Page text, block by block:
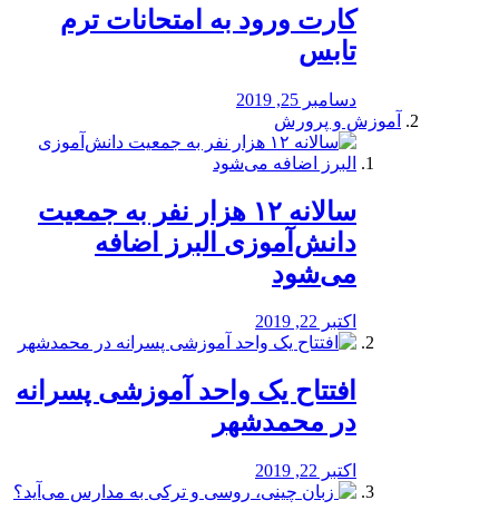
کارت ورود به امتحانات ترم
تابس
دسامبر 25, 2019
آموزش و پرورش
️سالانه ۱۲ هزار نفر به جمعیت
دانش‌آموزی البرز اضافه
می‌شود
اکتبر 22, 2019
افتتاح یک واحد آموزشی پسرانه
در محمدشهر
اکتبر 22, 2019